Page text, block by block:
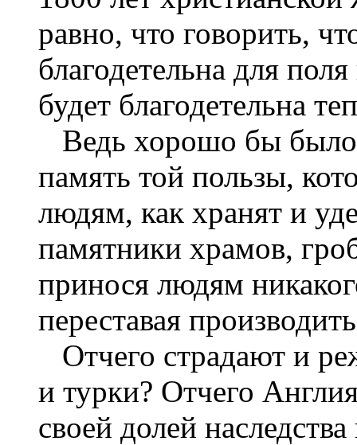
равно, что говорить,
благодетельна для
будет благодетельна
Ведь хорошо бы было
память той пользы,
людям, как хранят и
памятники храмов,
принося людям
переставая
Отчего страдают и
и турки? Отчего
своей долей